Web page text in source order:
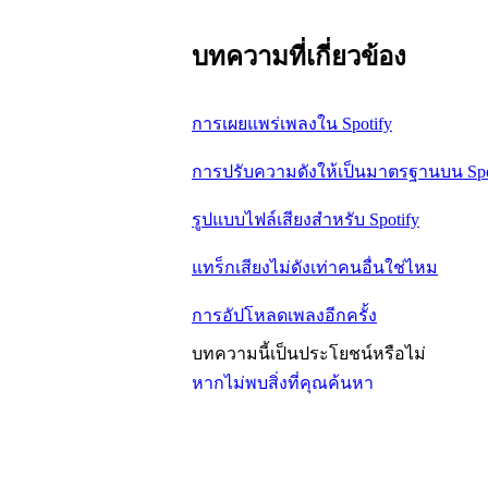
หากไม่พบสิ่งที่คุณค้นหา
บทความที่เกี่ยวข้อง
การเผยแพร่เพลงใน Spotify
การปรับความดังให้เป็นมาตรฐานบน
รูปแบบไฟล์เสียงสำหรับ Spotify
แทร็กเสียงไม่ดังเท่าคนอื่นใช่ไหม
การอัปโหลดเพลงอีกครั้ง
บทความนี้เป็นประโยชน์หรือไม่